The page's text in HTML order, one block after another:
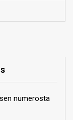
numerosta